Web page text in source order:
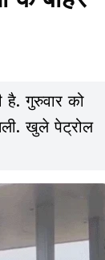
है. गुरुवार को
खुले पेट्रोल